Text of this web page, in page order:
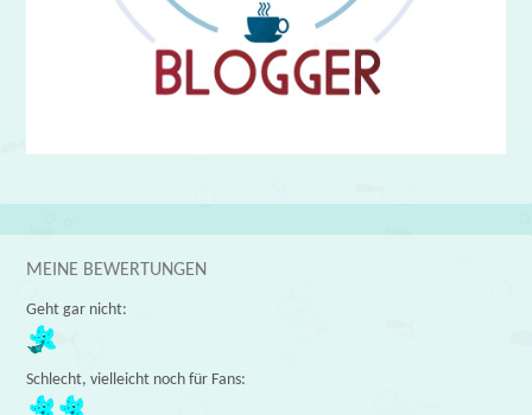
MEINE BEWERTUNGEN
Geht gar nicht:
Schlecht, vielleicht noch für Fans: